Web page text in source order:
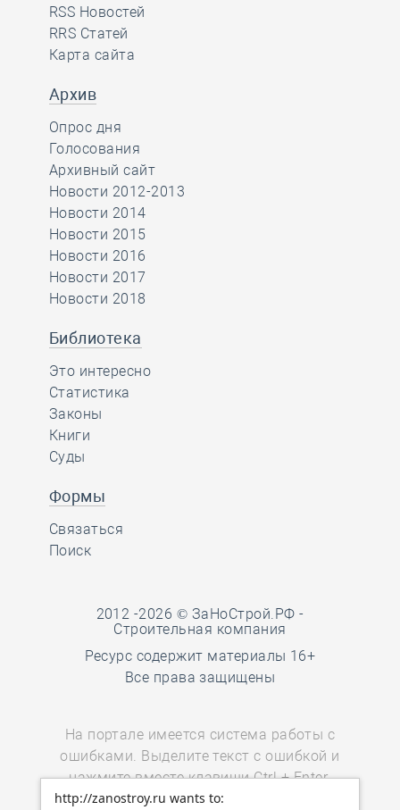
http://zanostroy.ru wants to:
RSS Новостей
RRS Статей
Карта сайта
Архив
Опрос дня
Голосования
Архивный сайт
Новости 2012-2013
Новости 2014
Новости 2015
Новости 2016
Новости 2017
Новости 2018
Библиотека
Это интересно
Статистика
Законы
Книги
Суды
Формы
Связаться
Поиск
2012 -2026 © ЗаНоСтрой.РФ -
Строительная компания
Ресурс содержит материалы 16+
Все права защищены
На портале имеется система работы с
ошибками. Выделите текст с ошибкой и
нажмите вместе клавиши Ctrl + Enter.
Пользователи мобильных устройств